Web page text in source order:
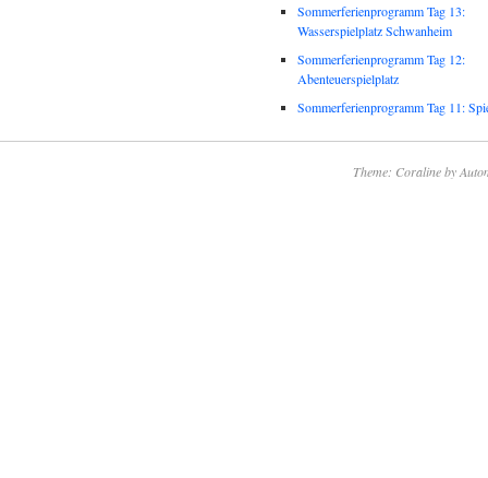
Sommerferienprogramm Tag 13:
Wasserspielplatz Schwanheim
Sommerferienprogramm Tag 12:
Abenteuerspielplatz
Sommerferienprogramm Tag 11:
Theme: Coraline by